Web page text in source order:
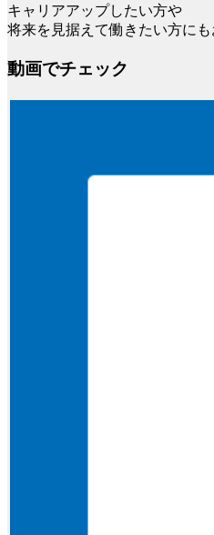
キャリアアップしたい方や
将来を見据えて働きたい方にも
動画でチェック